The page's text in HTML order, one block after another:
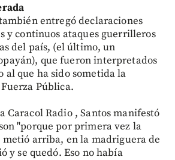
entregó declaraciones
y continuos ataques guerrilleros
del país, (el último, un
que fueron interpretados
al que ha sido sometida la
Pública.
Caracol Radio , Santos manifestó
"porque por primera vez la
metió arriba, en la madriguera de
y se quedó. Eso no había